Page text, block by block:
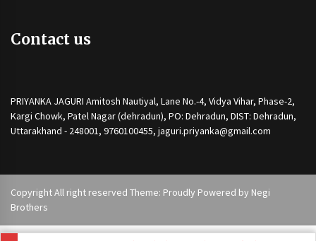
Contact us
PRIYANKA JAGURI Amitosh Nautiyal, Lane No.-4, Vidya Vihar, Phase-2,
Kargi Chowk, Patel Nagar (dehradun), PO: Dehradun, DIST: Dehradun,
Uttarakhand - 248001, 9760100455, jaguri.priyanka@gmail.com
Copyright All right reserved Theme: Proudly Powered by Negi
Brothers